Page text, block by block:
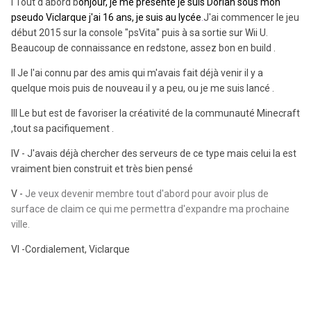
I Tout d'abord bonjour, je me présente je suis Dorian sous mon
pseudo Viclarque j'ai 16 ans, je suis au lycée.J'ai commencer le jeu
début 2015 sur la console "psVita" puis à sa sortie sur Wii U.
Beaucoup de connaissance en redstone, assez bon en build .
II Je l'ai connu par des amis qui m'avais fait déjà venir il y a
quelque mois puis de nouveau il y a peu, ou je me suis lancé .
III Le but est de favoriser la créativité de la communauté Minecraft
,tout sa pacifiquement .
IV - J'avais déjà chercher des serveurs de ce type mais celui la est
vraiment bien construit et très bien pensé
V - Je veux devenir membre tout d'abord pour avoir plus de
surface de claim ce qui me permettra d'expandre ma prochaine
ville.
VI -Cordialement, Viclarque